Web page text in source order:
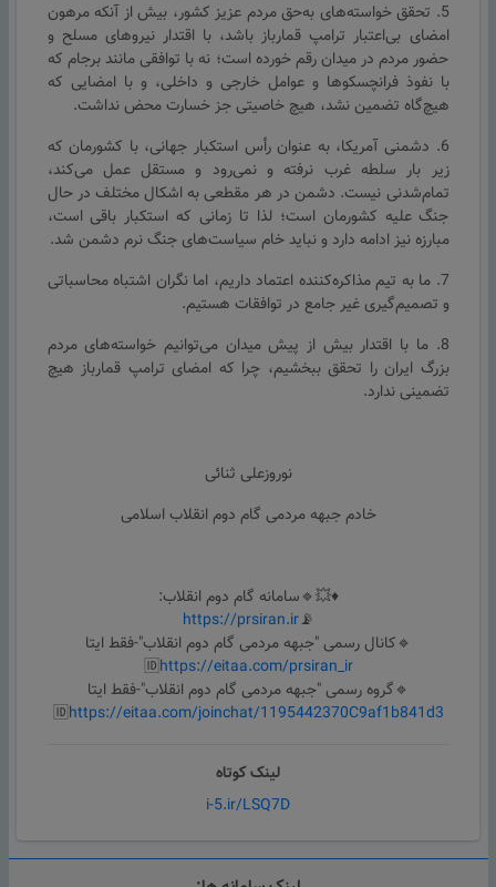
5. تحقق خواسته‌های به‌حق مردم عزیز کشور، بیش از آنکه مرهون
امضای بی‌اعتبار ترامپ قمارباز باشد، با اقتدار نیروهای مسلح و
حضور مردم در میدان رقم خورده است؛ نه با توافقی مانند برجام که
با نفوذ فرانچسکوها و عوامل خارجی و داخلی، و با امضایی که
هیچ‌گاه تضمین نشد، هیچ خاصیتی جز خسارت محض نداشت.
6. دشمنی آمریکا، به عنوان رأس استکبار جهانی، با کشورمان که
زیر بار سلطه غرب نرفته و نمی‌رود و مستقل عمل می‌کند،
تمام‌شدنی نیست. دشمن در هر مقطعی به اشکال مختلف در حال
جنگ علیه کشورمان است؛ لذا تا زمانی که استکبار باقی است،
مبارزه نیز ادامه دارد و نباید خام سیاست‌های جنگ نرم دشمن شد.
7. ما به تیم مذاکره‌کننده اعتماد داریم، اما نگران اشتباه محاسباتی
و تصمیم‌گیری غیر جامع در توافقات هستیم.
8. ما با اقتدار بیش از پیش میدان می‌توانیم خواسته‌های مردم
بزرگ ایران را تحقق ببخشیم، چرا که امضای ترامپ قمارباز هیچ
تضمینی ندارد.
نوروزعلی ثنائی
خادم جبهه مردمی گام دوم انقلاب اسلامی
♦️💥🔹سامانه گام دوم انقلاب:
📡
https://prsiran.ir
🔹کانال رسمی "جبهه مردمی گام دوم انقلاب"-فقط ایتا
🆔https://eitaa.com/prsiran_ir
🔹گروه رسمی "جبهه مردمی گام دوم انقلاب"-فقط ایتا
🆔https://eitaa.com/joinchat/1195442370C9af1b841d3
لینک کوتاه
i-5.ir/LSQ7D